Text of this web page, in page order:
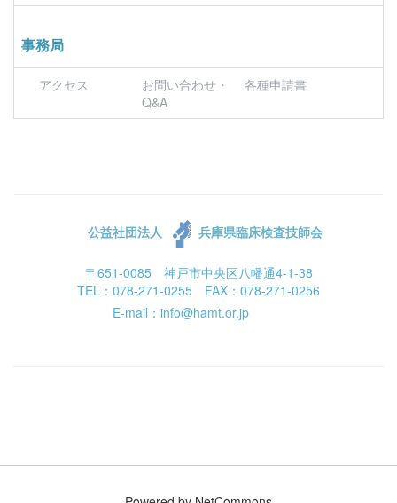
事務局
アクセス
お問い合わせ・
Q&A
各種申請書
公益社団法人 兵庫県臨床検査技師会
〒651-0085 神戸市中央区八幡通4-1-38
TEL：078-271-0255 FAX：078-271-0256
E-mail：info@hamt.or.jp